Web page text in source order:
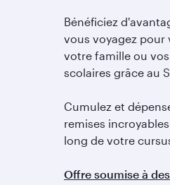
Bénéficiez
vous voyagez pour
votre famille ou
scolaires grâce au
Cumulez et
remises
long de votre
Offre soumise à